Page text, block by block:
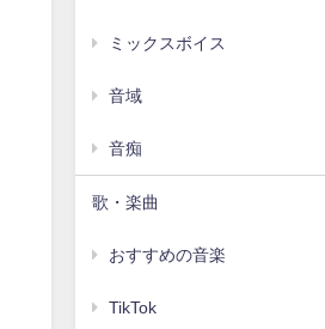
ミックスボイス
音域
音痴
歌・楽曲
おすすめの音楽
TikTok